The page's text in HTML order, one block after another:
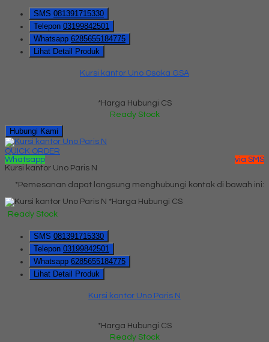
SMS 081391715330
Telepon 03199842501
Whatsapp 6285655184775
Lihat Detail Produk
Kursi kantor Uno Osaka GSA
*Harga Hubungi CS
Ready Stock
Hubungi Kami
QUICK ORDER
Whatsapp
via SMS
Kursi kantor Uno Paris N
*Pemesanan dapat langsung menghubungi kontak di bawah ini:
*Harga Hubungi CS
Ready Stock
SMS 081391715330
Telepon 03199842501
Whatsapp 6285655184775
Lihat Detail Produk
Kursi kantor Uno Paris N
*Harga Hubungi CS
Ready Stock